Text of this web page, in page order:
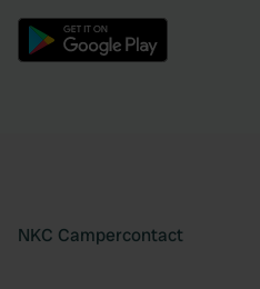
NKC Campercontact